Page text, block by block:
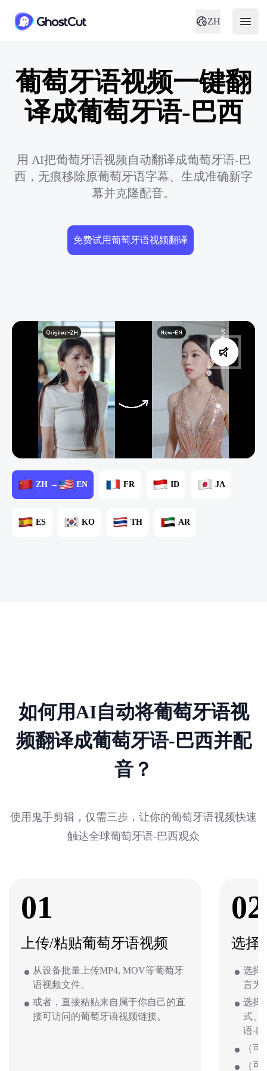
ZH
葡萄牙语视频一键翻
译成葡萄牙语-巴西
用 AI把葡萄牙语视频自动翻译成葡萄牙语-巴
西，无痕移除原葡萄牙语字幕、生成准确新字
幕并克隆配音。
免费试用葡萄牙语视频翻译
ZH → EN FR ID JA
ES KO TH AR
如何用AI自动将葡萄牙语视
频翻译成葡萄牙语-巴西并配
音？
使用鬼手剪辑，仅需三步，让你的葡萄牙语视频快速
触达全球葡萄牙语-巴西观众
01
上传/粘贴葡萄牙语视频
从设备批量上传MP4, MOV等葡萄牙
语视频文件。
或者，直接粘贴来自属于你自己的直
接可访问的葡萄牙语视频链接。
02
选择
选择
言为
选择
式、
语-
（
（